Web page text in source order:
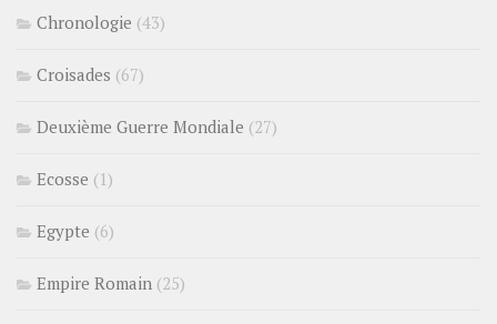
Chronologie (43)
Croisades (67)
Deuxième Guerre Mondiale (27)
Ecosse (1)
Egypte (6)
Empire Romain (25)